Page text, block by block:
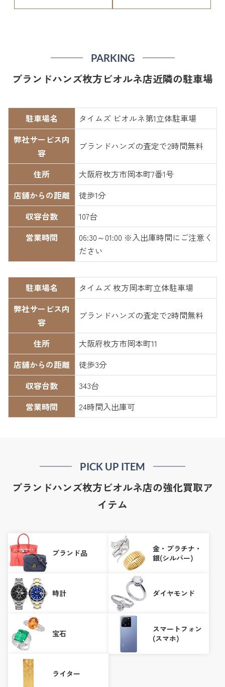
PARKING
ブランドハンズ枚方ビオルネ店近隣の駐車場
駐車場名
タイムズ ビオルネ第1立体駐車場
弊社サービス内
容
ブランドハンズの査定で2時間無料
住所
大阪府枚方市岡本町7番1号
店舗からの距離
徒歩1分
収容台数
107台
営業時間
06:30～01:00 ※入出庫時間にご注意く
ださい
駐車場名
タイムズ 枚方岡本町立体駐車場
弊社サービス内
容
ブランドハンズの査定で2時間無料
住所
大阪府枚方市岡本町11
店舗からの距離
徒歩3分
収容台数
343台
営業時間
24時間入出庫可
PICK UP ITEM
ブランドハンズ枚方ビオルネ店の強化買取ア
イテム
ブランド品
金・プラチナ・
銀(シルバー)
時計 ダイヤモンド
宝石
スマートフォン
(スマホ)
ライター